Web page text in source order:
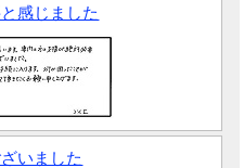
感じました
いました